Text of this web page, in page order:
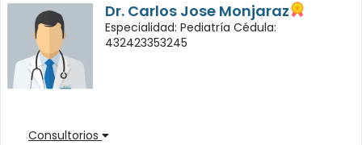
Dr. Carlos Jose Monjaraz
Especialidad: Pediatría Cédula:
432423353245
Consultorios